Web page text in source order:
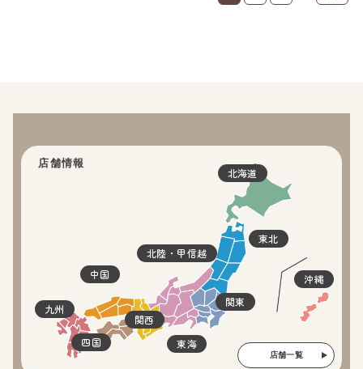
店舗情報
北海道
東北
関東
北陸・甲信越
東海
関西
四国
中国
九州
沖縄
店舗一覧